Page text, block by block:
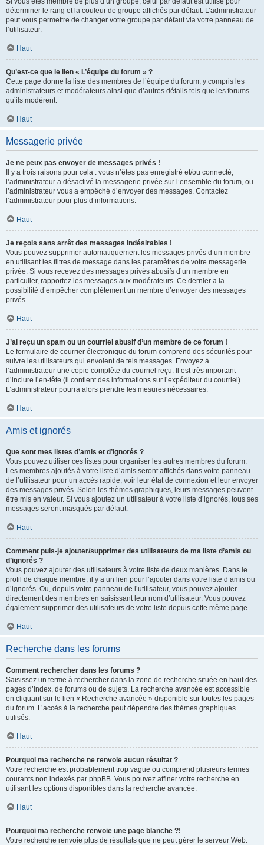
déterminer le rang et la couleur de groupe affichés par défaut. L’administrateur
peut vous permettre de changer votre groupe par défaut via votre panneau de
l’utilisateur.
Haut
Qu’est-ce que le lien « L’équipe du forum » ?
Cette page donne la liste des membres de l’équipe du forum, y compris les
administrateurs et modérateurs ainsi que d’autres détails tels que les forums
qu’ils modèrent.
Haut
Messagerie privée
Je ne peux pas envoyer de messages privés !
Il y a trois raisons pour cela : vous n’êtes pas enregistré et/ou connecté,
l’administrateur a désactivé la messagerie privée sur l’ensemble du forum, ou
l’administrateur vous a empêché d’envoyer des messages. Contactez
l’administrateur pour plus d’informations.
Haut
Je reçois sans arrêt des messages indésirables !
Vous pouvez supprimer automatiquement les messages privés d’un membre
en utilisant les filtres de message dans les paramètres de votre messagerie
privée. Si vous recevez des messages privés abusifs d’un membre en
particulier, rapportez les messages aux modérateurs. Ce dernier a la
possibilité d’empêcher complètement un membre d’envoyer des messages
privés.
Haut
J’ai reçu un spam ou un courriel abusif d’un membre de ce forum !
Le formulaire de courrier électronique du forum comprend des sécurités pour
suivre les utilisateurs qui envoient de tels messages. Envoyez à
l’administrateur une copie complète du courriel reçu. Il est très important
d’inclure l’en-tête (il contient des informations sur l’expéditeur du courriel).
L’administrateur pourra alors prendre les mesures nécessaires.
Haut
Amis et ignorés
Que sont mes listes d’amis et d’ignorés ?
Vous pouvez utiliser ces listes pour organiser les autres membres du forum.
Les membres ajoutés à votre liste d’amis seront affichés dans votre panneau
de l’utilisateur pour un accès rapide, voir leur état de connexion et leur envoyer
des messages privés. Selon les thèmes graphiques, leurs messages peuvent
être mis en valeur. Si vous ajoutez un utilisateur à votre liste d’ignorés, tous ses
messages seront masqués par défaut.
Haut
Comment puis-je ajouter/supprimer des utilisateurs de ma liste d’amis ou
d’ignorés ?
Vous pouvez ajouter des utilisateurs à votre liste de deux manières. Dans le
profil de chaque membre, il y a un lien pour l’ajouter dans votre liste d’amis ou
d’ignorés. Ou, depuis votre panneau de l’utilisateur, vous pouvez ajouter
directement des membres en saisissant leur nom d’utilisateur. Vous pouvez
également supprimer des utilisateurs de votre liste depuis cette même page.
Haut
Recherche dans les forums
Comment rechercher dans les forums ?
Saisissez un terme à rechercher dans la zone de recherche située en haut des
pages d’index, de forums ou de sujets. La recherche avancée est accessible
en cliquant sur le lien « Recherche avancée » disponible sur toutes les pages
du forum. L’accès à la recherche peut dépendre des thèmes graphiques
utilisés.
Haut
Pourquoi ma recherche ne renvoie aucun résultat ?
Votre recherche est probablement trop vague ou comprend plusieurs termes
courants non indexés par phpBB. Vous pouvez affiner votre recherche en
utilisant les options disponibles dans la recherche avancée.
Haut
Pourquoi ma recherche renvoie une page blanche ?!
Votre recherche renvoie plus de résultats que ne peut gérer le serveur Web.